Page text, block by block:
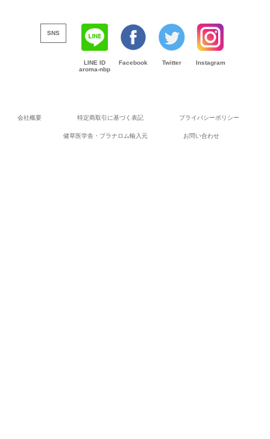
SNS
LINE ID
aroma-nbp
Facebook Twitter Instagram
会社概要 特定商取引に基づく表記 プライバシーポリシー
健草医学舎・プラナロム輸入元 お問い合わせ